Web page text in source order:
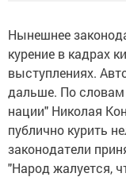
Нынешнее
курение в кадрах
выступлениях.
дальше. По словам
нации" Николая
публично курить
законодатели
"Народ жалуется,